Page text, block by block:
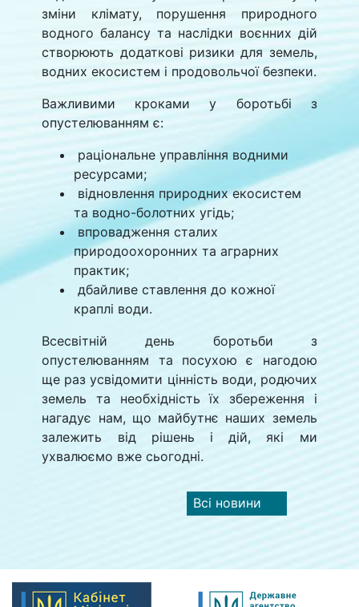
зміни клімату, порушення природного
водного балансу та наслідки воєнних дій
створюють додаткові ризики для земель,
водних екосистем і продовольчої безпеки.
Важливими кроками у боротьбі з
опустелюванням є:
раціональне управління водними
ресурсами;
відновлення природних екосистем
та водно-болотних угідь;
впровадження сталих
природоохоронних та аграрних
практик;
дбайливе ставлення до кожної
краплі води.
Всесвітній день боротьби з
опустелюванням та посухою є нагодою
ще раз усвідомити цінність води, родючих
земель та необхідність їх збереження і
нагадує нам, що майбутнє наших земель
залежить від рішень і дій, які ми
ухвалюємо вже сьогодні.
Всі новини